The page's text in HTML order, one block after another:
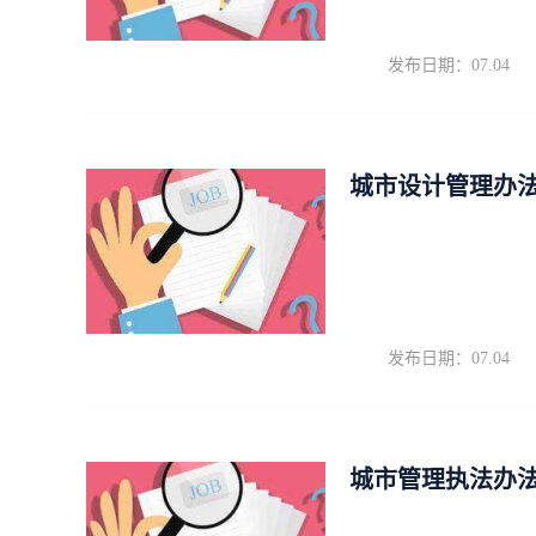
发布日期：07.04
城市设计管理办
发布日期：07.04
城市管理执法办